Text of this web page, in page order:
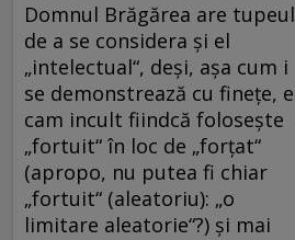
Domnul Brăgărea are tupeul
de a se considera şi el
„intelectual“, deşi, aşa cum i
se demonstrează cu fineţe, e
cam incult fiindcă foloseşte
„fortuit“ în loc de „forţat“
(apropo, nu putea fi chiar
„fortuit“ (aleatoriu): „o
limitare aleatorie“?) şi mai